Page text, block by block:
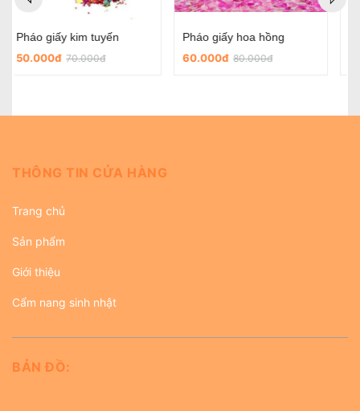
Chữ Hỷ dán đám cưới
5.000đ
45.000đ
THÔNG TIN CỬA HÀNG
Trang chủ
Sản phẩm
Giới thiệu
Cẩm nang sinh nhật
BẢN ĐỒ: